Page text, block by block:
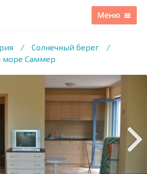
/ Солнечный берег
/
море Саммер